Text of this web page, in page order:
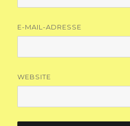
E-MAIL-ADRESSE
WEBSITE